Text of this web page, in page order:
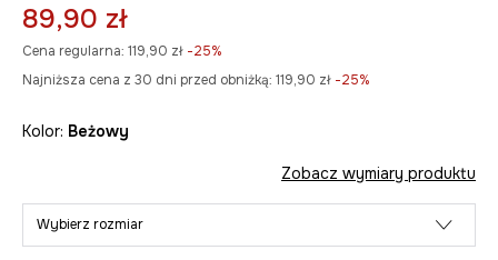
89,90 zł
Cena regularna: 119,90 zł -25%
Najniższa cena z 30 dni przed obniżką: 119,90 zł -25%
Kolor: beżowy
Zobacz wymiary produktu
Wybierz rozmiar